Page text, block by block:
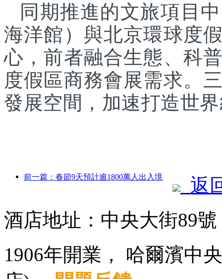
同期推進的文旅項目
海洋館）與北京環球度
心，前者融合生態、科
度假區商務會展需求。
發展空間，加速打造世
前一篇：春節9天預計逾1800萬人出入境
返
酒店地址：中央大街89
1906年開業， 哈爾濱中